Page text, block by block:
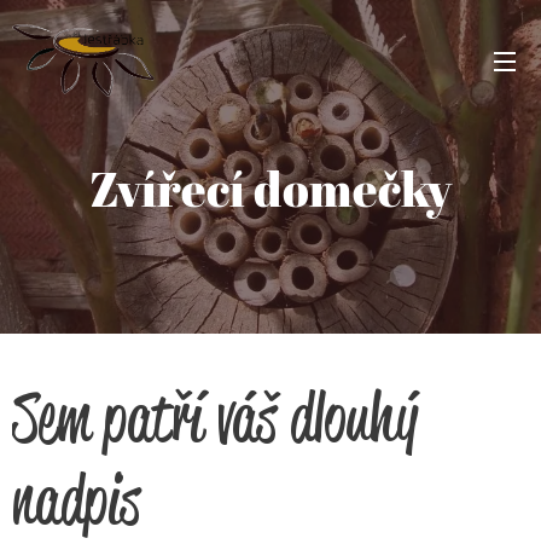
Zvířecí domečky
Sem patří váš dlouhý
nadpis